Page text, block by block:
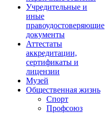
Учредительные и
иные
правоудостоверяющие
документы
Аттестаты
аккредитации,
сертификаты и
лицензии
Музей
Общественная жизнь
Спорт
Профсоюз